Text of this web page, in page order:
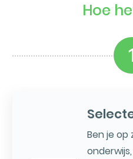
Hoe
Ben je op